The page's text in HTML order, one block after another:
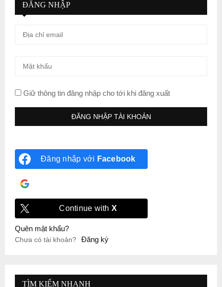
ĐĂNG NHẬP
Giữ thông tin đăng nhập cho tới khi đăng xuất
Đăng nhập với Facebook
Continue with X
Quên mật khẩu?
Chưa có tài khoản? Đăng ký
TÌM KIẾM NHANH